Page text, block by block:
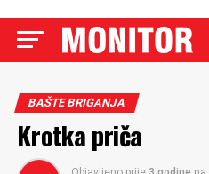
BAŠTE BRIGANJA
Krotka priča